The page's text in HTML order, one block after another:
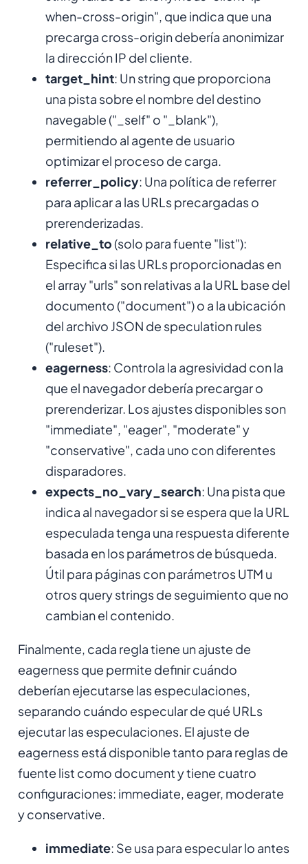
when-cross-origin", que indica que una
precarga cross-origin debería anonimizar
la dirección IP del cliente.
target_hint: Un string que proporciona
una pista sobre el nombre del destino
navegable ("_self" o "_blank"),
permitiendo al agente de usuario
optimizar el proceso de carga.
referrer_policy: Una política de referrer
para aplicar a las URLs precargadas o
prerenderizadas.
relative_to(solo para fuente "list"):
Especifica si las URLs proporcionadas en
el array "urls" son relativas a la URL base del
documento ("document") o a la ubicación
del archivo JSON de speculation rules
("ruleset").
eagerness: Controla la agresividad con la
que el navegador debería precargar o
prerenderizar. Los ajustes disponibles son
"immediate", "eager", "moderate" y
"conservative", cada uno con diferentes
disparadores.
expects_no_vary_search: Una pista que
indica al navegador si se espera que la URL
especulada tenga una respuesta diferente
basada en los parámetros de búsqueda.
Útil para páginas con parámetros UTM u
otros query strings de seguimiento que no
cambian el contenido.
Finalmente, cada regla tiene un ajuste de
eagerness que permite definir cuándo
deberían ejecutarse las especulaciones,
separando cuándo especular de qué URLs
ejecutar las especulaciones. El ajuste de
eagerness está disponible tanto para reglas de
fuente list como document y tiene cuatro
configuraciones: immediate, eager, moderate
y conservative.
immediate: Se usa para especular lo antes